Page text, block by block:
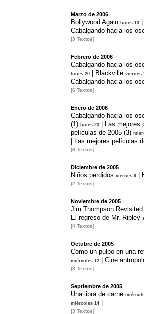
Marzo de 2006
Bollywood Again lunes 13
Cabalgando hacia los
[3 Textos]
Febrero de 2006
Cabalgando hacia los
lunes 20 Blackville viernes
Cabalgando hacia los
[6 Textos]
Enero de 2006
Cabalgando hacia los
(1)
lunes 23 Las mejores
películas de 2005 (3)
Las mejores películas
[6 Textos]
Diciembre de 2005
Niños perdidos viernes 9
[2 Textos]
Noviembre de 2005
Jim Thompson Revisited
El regreso de Mr. Ripley
[4 Textos]
Octubre de 2005
Como un pulpo en una
miércoles 12 Cine
[3 Textos]
Septiembre de 2005
Una libra de carne
miércoles 14
[3 Textos]